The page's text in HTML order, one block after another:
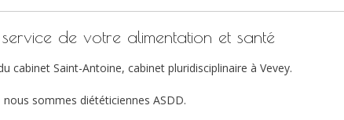
de votre alimentation et santé
cabinet Saint-Antoine, cabinet pluridisciplinaire à Vevey.
sommes diététiciennes ASDD.